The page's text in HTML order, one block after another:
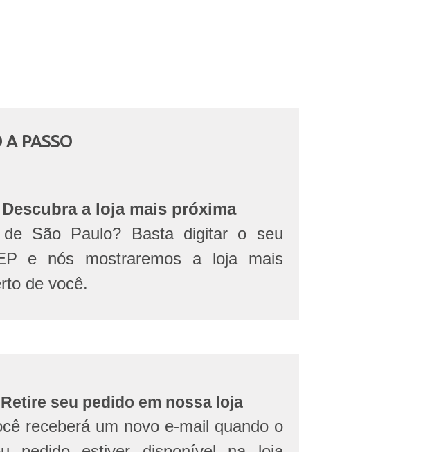
A PASSO
a loja mais próxima
São Paulo? Basta digitar o seu
e nós mostraremos a loja mais
de você.
seu pedido em nossa loja
receberá um novo e-mail quando o